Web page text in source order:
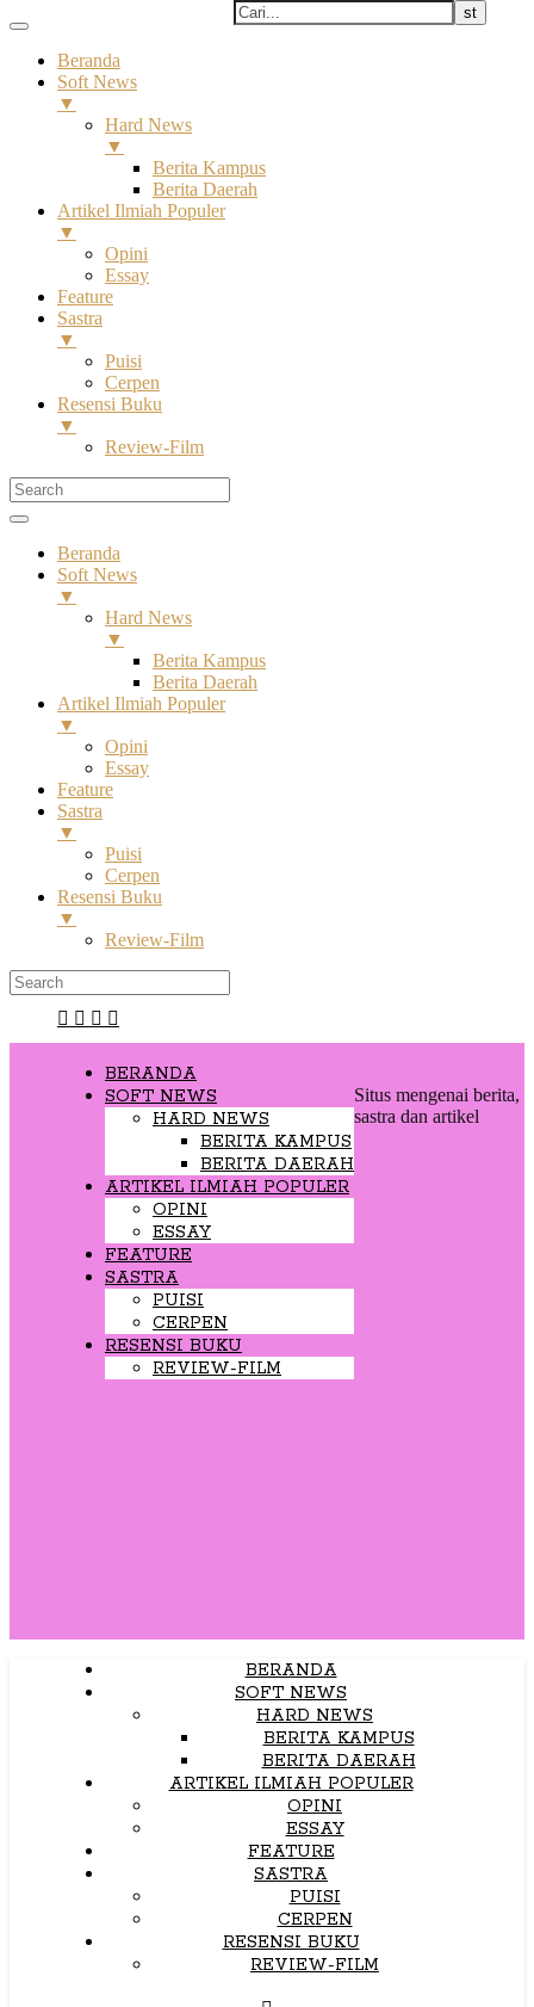
Beranda
Soft News
▼
Hard News
▼
Berita Kampus
Berita Daerah
Artikel Ilmiah Populer
▼
Opini
Essay
Feature
Sastra
▼
Puisi
Cerpen
Resensi Buku
▼
Review-Film
Beranda
Soft News
▼
Hard News
▼
Berita Kampus
Berita Daerah
Artikel Ilmiah Populer
▼
Opini
Essay
Feature
Sastra
▼
Puisi
Cerpen
Resensi Buku
▼
Review-Film
BERANDA
SOFT NEWS
HARD NEWS
BERITA KAMPUS
BERITA DAERAH
ARTIKEL ILMIAH POPULER
OPINI
ESSAY
FEATURE
SASTRA
PUISI
CERPEN
RESENSI BUKU
REVIEW-FILM
Situs mengenai berita,
sastra dan artikel
BERANDA
SOFT NEWS
HARD NEWS
BERITA KAMPUS
BERITA DAERAH
ARTIKEL ILMIAH POPULER
OPINI
ESSAY
FEATURE
SASTRA
PUISI
CERPEN
RESENSI BUKU
REVIEW-FILM